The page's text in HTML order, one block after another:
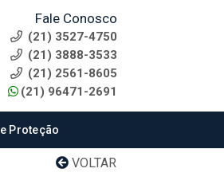
Fale Conosco
(21) 3527-4750
(21) 3888-3533
(21) 2561-8605
(21) 96471-2691
Proteção
VOLTAR